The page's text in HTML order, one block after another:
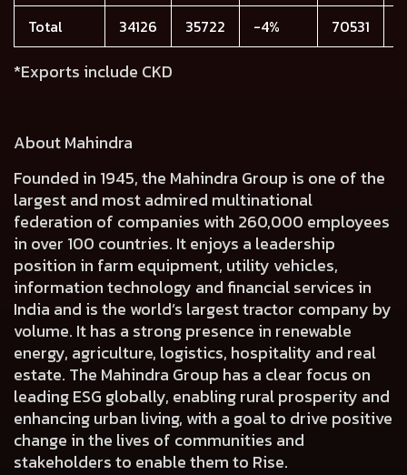
Total
34126 35722 -4% 70531
*Exports include CKD
About Mahindra
Founded in 1945, the Mahindra Group is one of the
largest and most admired multinational
federation of companies with 260,000 employees
in over 100 countries. It enjoys a leadership
position in farm equipment, utility vehicles,
information technology and financial services in
India and is the world’s largest tractor company by
volume. It has a strong presence in renewable
energy, agriculture, logistics, hospitality and real
estate. The Mahindra Group has a clear focus on
leading ESG globally, enabling rural prosperity and
enhancing urban living, with a goal to drive positive
change in the lives of communities and
stakeholders to enable them to Rise.